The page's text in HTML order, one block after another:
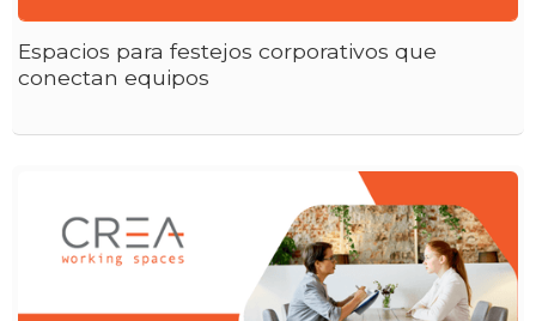
Espacios para festejos corporativos que
conectan equipos